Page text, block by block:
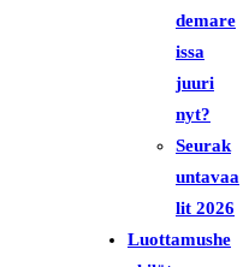
demare
issa
juuri
nyt?
Seurak
untavaa
lit 2026
Luottamushe